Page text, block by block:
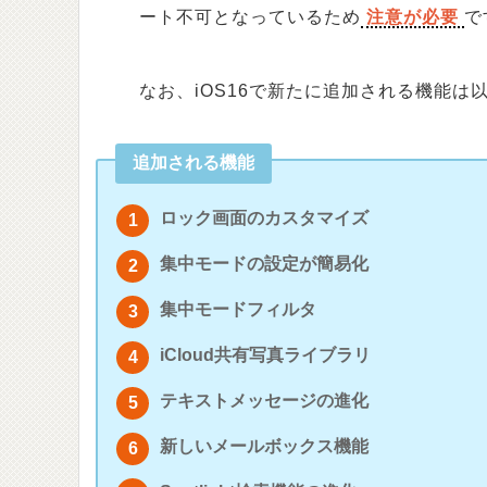
ート不可となっているため 注意が必要 で
なお、iOS16で新たに追加される機能は
追加される機能
ロック画面のカスタマイズ
集中モードの設定が簡易化
集中モードフィルタ
iCloud共有写真ライブラリ
テキストメッセージの進化
新しいメールボックス機能